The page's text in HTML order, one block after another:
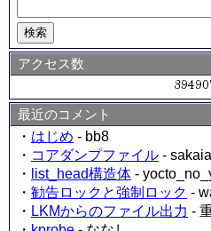
アクセス数
最近のコメント
・ はじめ - bb8
・ コアダンプファイル - sakaia
・
list_head構造体 -
・ 勧告ロックと強制ロック -
・ LKMからのファイル出力 -